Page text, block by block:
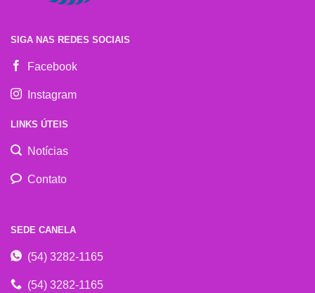
SIGA NAS REDES SOCIAIS
Facebook
Instagram
LINKS ÚTEIS
Notícias
Contato
SEDE CANELA
(54) 3282-1165
(54) 3282-1165